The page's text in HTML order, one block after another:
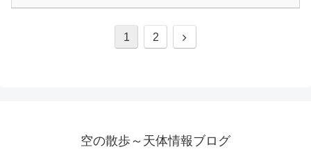
1 2
次
空の散歩～天体情報ブログ